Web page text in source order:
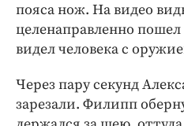
пояса нож. На видео
целенаправленно пошел
видел человека с
Через пару секунд
зарезали. Филипп